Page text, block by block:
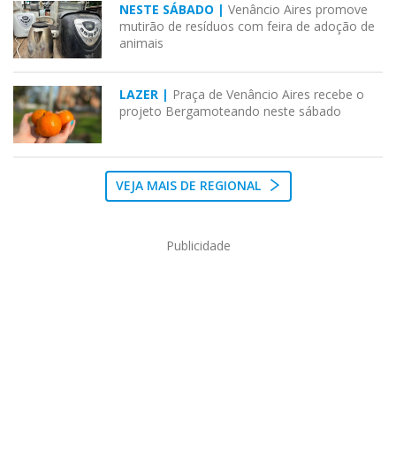
NESTE SÁBADO | Venâncio Aires promove
mutirão de resíduos com feira de adoção de
animais
LAZER | Praça de Venâncio Aires recebe o
projeto Bergamoteando neste sábado
VEJA MAIS DE REGIONAL
Publicidade